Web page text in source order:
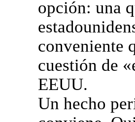
opción: una
conveniente
cuestión de
EEUU.
Un hecho